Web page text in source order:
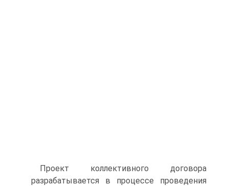
Проект коллективного договора
разрабатывается в процессе проведения